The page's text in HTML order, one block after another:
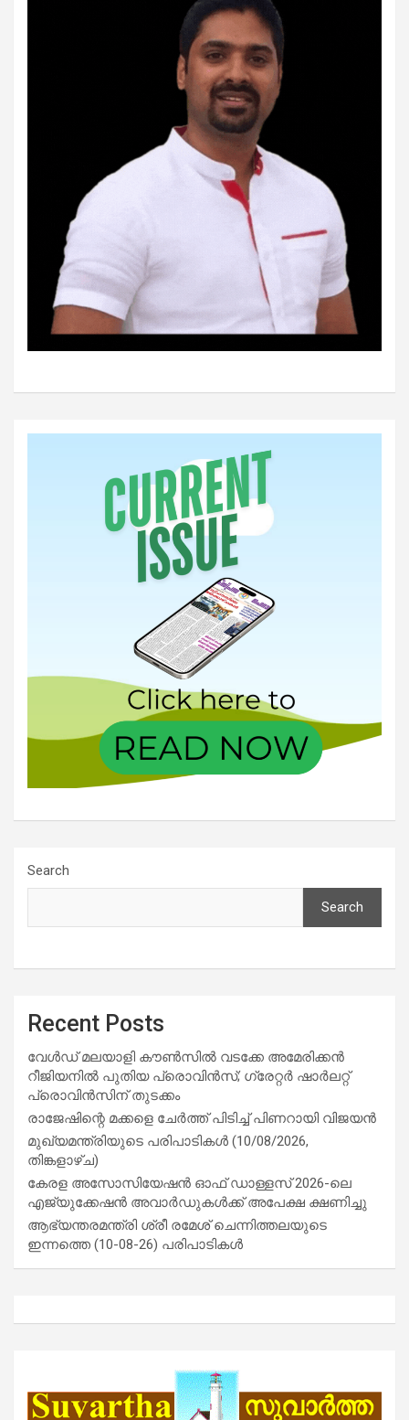
Search
Search
Recent Posts
വേൾഡ് മലയാളി കൗൺസിൽ വടക്കേ അമേരിക്കൻ
റീജിയനിൽ പുതിയ പ്രൊവിൻസ്; ഗ്രേറ്റർ ഷാർലറ്റ്
പ്രൊവിൻസിന് തുടക്കം
രാജേഷിന്റെ മക്കളെ ചേർത്ത് പിടിച്ച് പിണറായി വിജയൻ
മുഖ്യമന്ത്രിയുടെ പരിപാടികൾ (10/08/2026,
തിങ്കളാഴ്ച)
കേരള അസോസിയേഷൻ ഓഫ് ഡാള്ളസ് 2026-ലെ
എജ്യുക്കേഷൻ അവാർഡുകൾക്ക് അപേക്ഷ ക്ഷണിച്ചു
ആഭ്യന്തരമന്ത്രി ശ്രീ രമേശ് ചെന്നിത്തലയുടെ
ഇന്നത്തെ (10-08-26) പരിപാടികൾ